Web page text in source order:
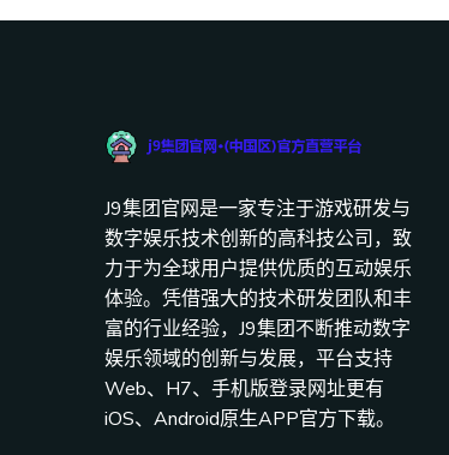
J9集团官网是一家专注于游戏研发与
数字娱乐技术创新的高科技公司，致
力于为全球用户提供优质的互动娱乐
体验。凭借强大的技术研发团队和丰
富的行业经验，J9集团不断推动数字
娱乐领域的创新与发展，平台支持
Web、H7、手机版登录网址更有
iOS、Android原生APP官方下载。